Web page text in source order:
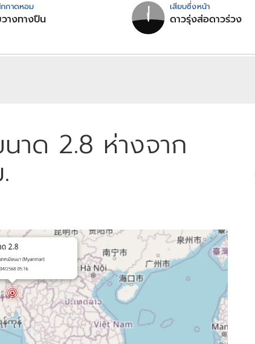
กาดหอม
างทางปืน
เสียบซึ่งหน้า
ดาวรุ่งส่อดาวร่วง
าด 2.8 ห่างจาก